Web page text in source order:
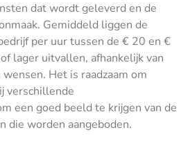
dat wordt geleverd en de
Gemiddeld liggen de
per uur tussen de € 20 en €
lager uitvallen, afhankelijk van
Het is raadzaam om
verschillende
een goed beeld te krijgen van de
die worden aangeboden.